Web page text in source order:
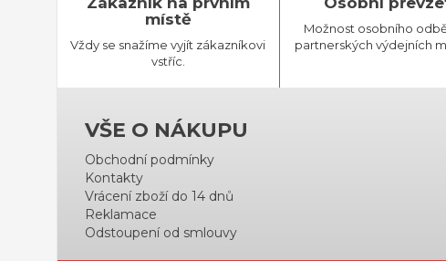
místě
Vždy se snažíme vyjít zákazníkovi
vstříc.
Možnost osobního
partnerských výdejních
VŠE O NÁKUPU
Obchodní podmínky
Kontakty
Vrácení zboží do 14 dnů
Reklamace
Odstoupení od smlouvy